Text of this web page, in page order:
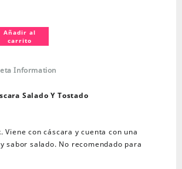
Añadir al
carrito
Information
Salado Y Tostado
Viene con cáscara y cuenta con una
sabor salado. No recomendado para